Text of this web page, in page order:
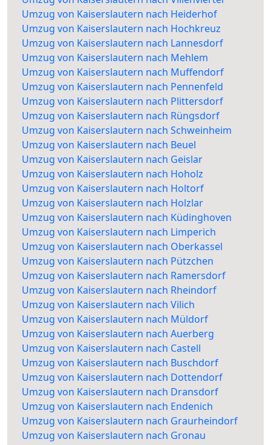
Umzug von Kaiserslautern nach Heiderhof
Umzug von Kaiserslautern nach Hochkreuz
Umzug von Kaiserslautern nach Lannesdorf
Umzug von Kaiserslautern nach Mehlem
Umzug von Kaiserslautern nach Muffendorf
Umzug von Kaiserslautern nach Pennenfeld
Umzug von Kaiserslautern nach Plittersdorf
Umzug von Kaiserslautern nach Rüngsdorf
Umzug von Kaiserslautern nach Schweinheim
Umzug von Kaiserslautern nach Beuel
Umzug von Kaiserslautern nach Geislar
Umzug von Kaiserslautern nach Hoholz
Umzug von Kaiserslautern nach Holtorf
Umzug von Kaiserslautern nach Holzlar
Umzug von Kaiserslautern nach Küdinghoven
Umzug von Kaiserslautern nach Limperich
Umzug von Kaiserslautern nach Oberkassel
Umzug von Kaiserslautern nach Pützchen
Umzug von Kaiserslautern nach Ramersdorf
Umzug von Kaiserslautern nach Rheindorf
Umzug von Kaiserslautern nach Vilich
Umzug von Kaiserslautern nach Müldorf
Umzug von Kaiserslautern nach Auerberg
Umzug von Kaiserslautern nach Castell
Umzug von Kaiserslautern nach Buschdorf
Umzug von Kaiserslautern nach Dottendorf
Umzug von Kaiserslautern nach Dransdorf
Umzug von Kaiserslautern nach Endenich
Umzug von Kaiserslautern nach Graurheindorf
Umzug von Kaiserslautern nach Gronau